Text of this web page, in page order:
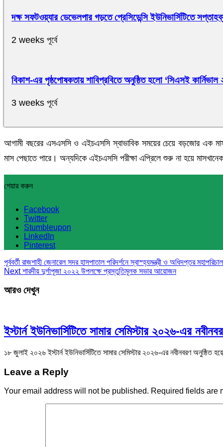
দক্ষ সফটওয়্যার ডেভেলপার গড়তে প্রেসিডেন্সি ইউনিভার্সিটিতে
2 weeks পূর্বে
বিকাশ-এর পৃষ্ঠপোষকতায় শাবিপ্রবিতে অনুষ্ঠিত হলো ‘সিএসই কার্নিভাল
3 weeks পূর্বে
আগামী বছরের এসএসসি ও এইচএসসি স্বাভাবিক সময়ের চেয়ে বড়জোর এক
মাস পেছাতে পারে। অন্যদিকে এইচএসসি পরীক্ষা এপ্রিলে শুরু না হয়ে
শেয়ার করুন
Facebook
Twitter
Stumbleupon
LinkedIn
Pinterest
পূর্ববর্তী রাজশাহী জেনারেল সদর হাসপাতাল পরিদর্শনে স্বাস্হ্যমন্ত্রী ও অধিদপ্তর
Nextশারদীয় দুর্গাপূজা ২০২২ উপলক্ষে প্রস্তুতিমূলক সভার আয়োজন
আরও দেখুন
ইস্টার্ন ইউনিভার্সিটিতে সামার সেমিস্টার ২০২৬-এর
১৮ জুলাই ২০২৬ ইস্টার্ন ইউনিভার্সিটিতে সামার সেমিস্টার ২০২৬-এর নবীনবরণ অনুষ্ঠিত
Leave a Reply
Your email address will not be published. Required fields are